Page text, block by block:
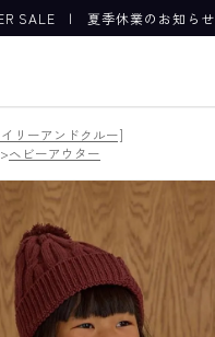
SALE |夏季休業のお知らせ
リーアンドクルー]
ヘビーアウター